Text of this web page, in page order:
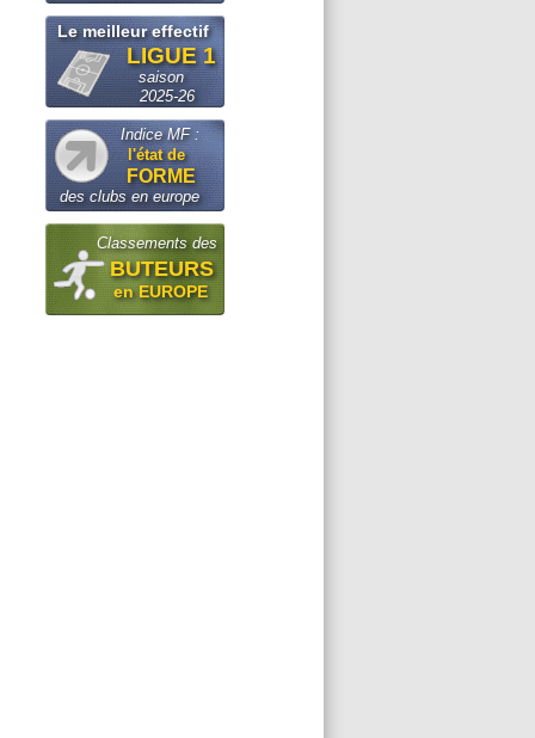
Le meilleur effectif
LIGUE 1
saison
2025-26
Indice MF :
l'état de
FORME
des clubs en europe
Classements des
BUTEURS
en EUROPE